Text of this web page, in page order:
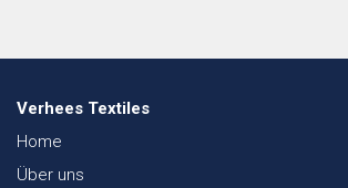
Verhees Textiles
Home
Über uns